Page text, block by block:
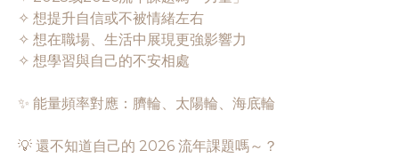
✧ 想提升自信或不被情緒左右
✧ 想在職場、生活中展現更強影響力
✧ 想學習與自己的不安相處
✨ 能量頻率對應：臍輪、太陽輪、海底輪
💡 還不知道自己的 2026 流年課題嗎～？